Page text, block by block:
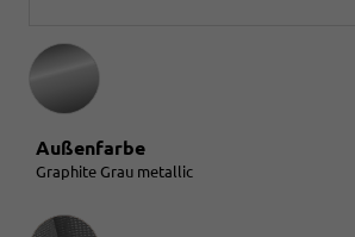
Außenfarbe
Graphite Grau metallic
Innenausstattung